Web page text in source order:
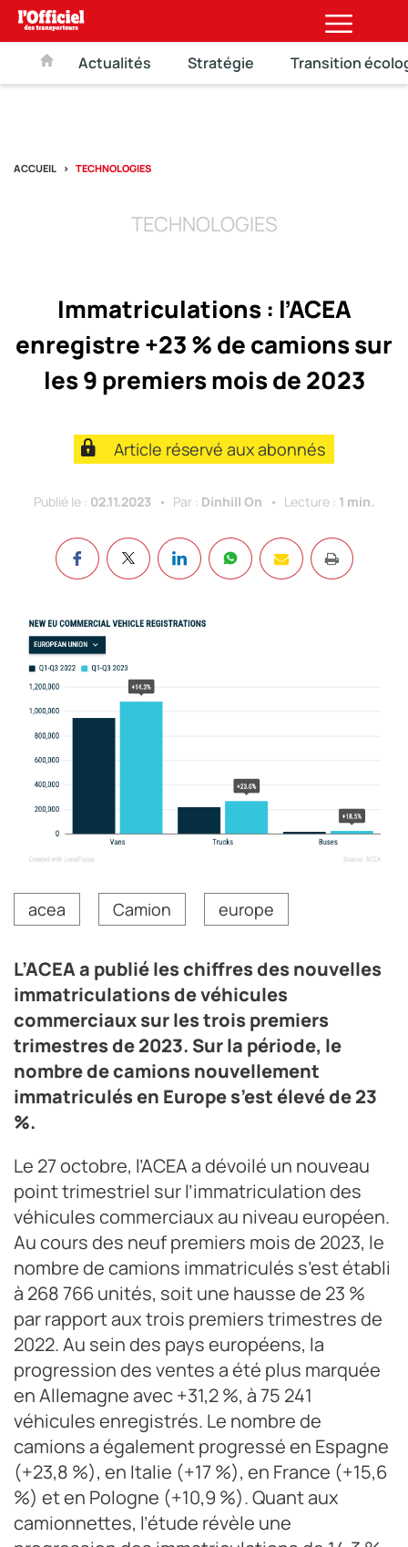
Actualités Stratégie Transition
ACCUEIL TECHNOLOGIES
TECHNOLOGIES
Immatriculations : l’ACEA
enregistre +23 % de camions sur
les 9 premiers mois de 2023
Article réservé aux abonnés
Publié le : 02.11.2023 Par : Dinhill On Lecture : 1 min.
Le nombre de camions nouvellement enregistrés a
progressé de +23 % sur les neuf premiers mois de 2023.
acea Camion europe
L’ACEA a publié les chiffres des nouvelles
immatriculations de véhicules
commerciaux sur les trois premiers
trimestres de 2023. Sur la période, le
nombre de camions nouvellement
immatriculés en Europe s’est élevé de 23
%.
Le 27 octobre, l’ACEA a dévoilé un nouveau
point trimestriel sur l’immatriculation des
véhicules commerciaux au niveau européen.
Au cours des neuf premiers mois de 2023, le
nombre de camions immatriculés s’est établi
à 268 766 unités, soit une hausse de 23 %
par rapport aux trois premiers trimestres de
2022. Au sein des pays européens, la
progression des ventes a été plus marquée
en Allemagne avec +31,2 %, à 75 241
véhicules enregistrés. Le nombre de
camions a également progressé en Espagne
(+23,8 %), en Italie (+17 %), en France (+15,6
%) et en Pologne (+10,9 %). Quant aux
camionnettes, l’étude révèle une